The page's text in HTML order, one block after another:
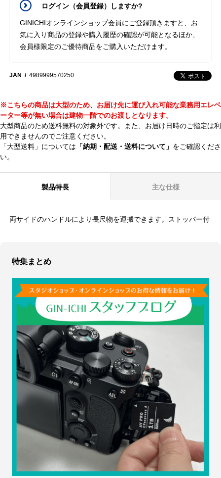
ログイン（会員登録）しますか?
GINICHIオンラインショップ会員にご登録頂きますと、お
気に入り商品の登録や購入履歴の確認が可能となるほか、
会員様限定のご優待商品をご購入いただけます。
JAN 4989999570250
※こちらの商品は大型のため、お届け先に運び入れ可能な業務用エレベ
ーター等が無い場合は建物一階でのお渡しとなります。
大型商品のため送料無料の対象外です。また、お届け日時のご指定は利
用できませんのでご注意ください。
「大型送料」については 「納期・配送・送料について」 をご確認くださ
い。
製品特長 主な仕様
両サイドのハンドルにより長尺物を運搬できます。ストッパー付
特集まとめ